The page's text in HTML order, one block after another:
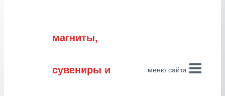
магниты,
сувениры и меню сайта